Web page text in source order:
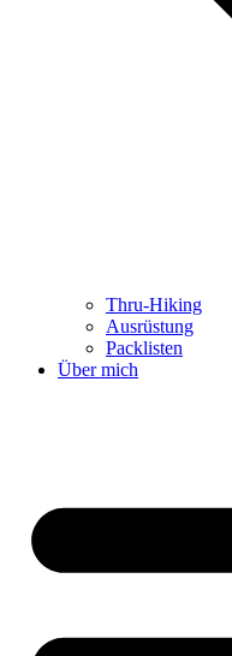
Thru-Hiking
Ausrüstung
Packlisten
Über mich